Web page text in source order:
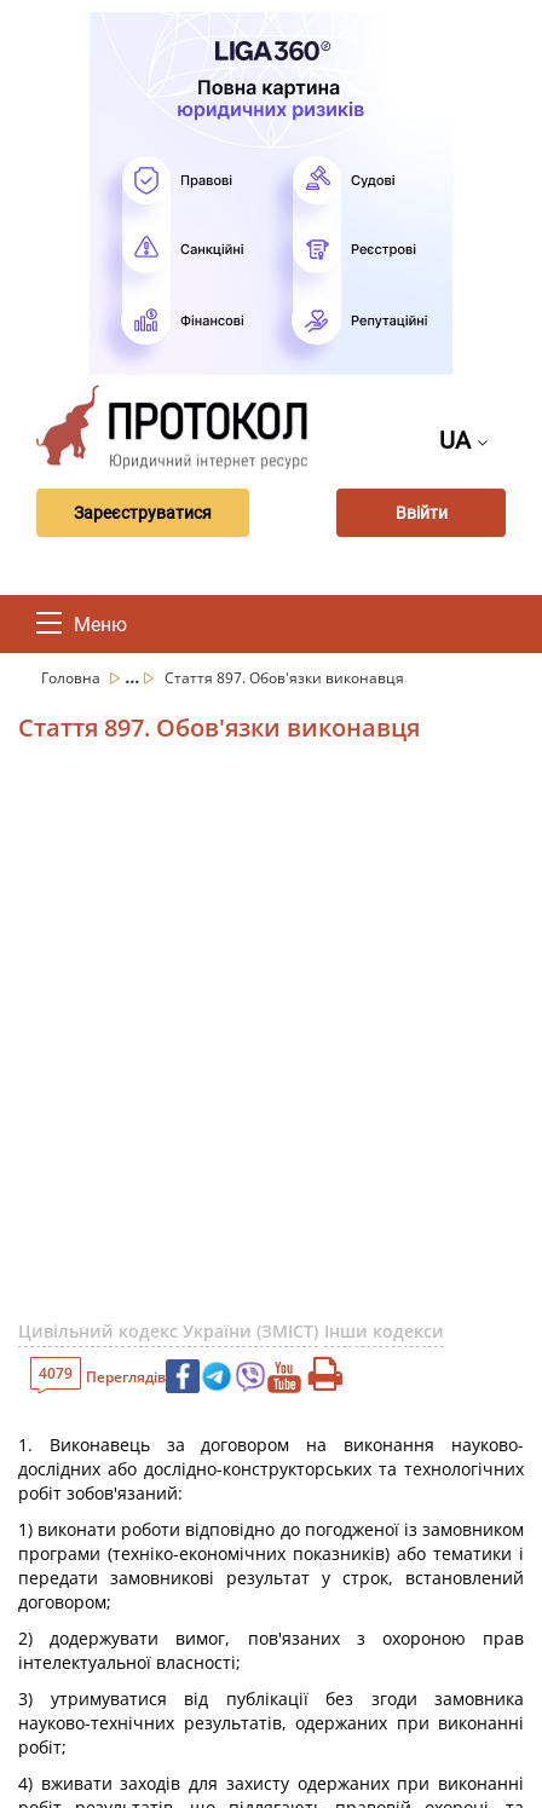
UA
Зареєструватися Ввійти
Меню
Головна ... Стаття 897. Обов'язки виконавця
Стаття 897. Обов'язки виконавця
Цивільний кодекс України (ЗМІСТ) Інши кодекси
4079 Переглядів
1. Виконавець за договором на виконання науково-
дослідних або дослідно-конструкторських та технологічних
робіт зобов'язаний:
1) виконати роботи відповідно до погодженої із замовником
програми (техніко-економічних показників) або тематики і
передати замовникові результат у строк, встановлений
договором;
2) додержувати вимог, пов'язаних з охороною прав
інтелектуальної власності;
3) утримуватися від публікації без згоди замовника
науково-технічних результатів, одержаних при виконанні
робіт;
4) вживати заходів для захисту одержаних при виконанні